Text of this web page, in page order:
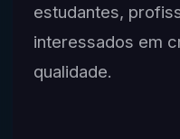
estudantes,
interessados em
qualidade.